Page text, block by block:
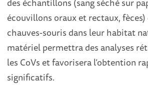
écouvillons oraux et rectaux,
chauves-souris dans leur habitat
matériel permettra des analyses
les CoVs et favorisera l’obtention
significatifs.